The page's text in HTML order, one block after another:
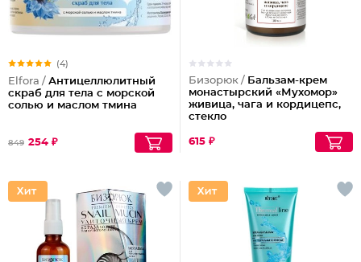
(4)
Elfora / Антицеллюлитный
скраб для тела с морской
солью и маслом тмина
849 254 ₽
Бизорюк / Бальзам-крем
монастырский «Мухомор»
живица, чага и кордицепс,
стекло
615 ₽